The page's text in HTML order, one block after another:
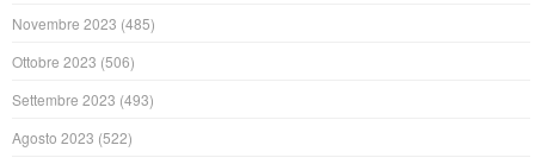
Novembre 2023 (485)
Ottobre 2023 (506)
Settembre 2023 (493)
Agosto 2023 (522)